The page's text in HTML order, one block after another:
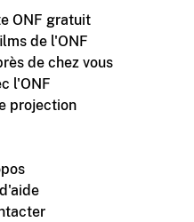
ONF gratuit
de l'ONF
de chez vous
l'ONF
projection